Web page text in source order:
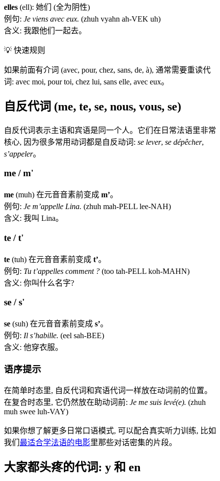
elles (ell): 她们 (全为阴性)
例句: Je viens avec eux. (zhuh vyahn ah-VEK uh)
含义: 我跟他们一起去。
💡 快速规则
如果前面有介词 (avec, pour, chez, sans, de, à), 通常需要重读代
词: avec moi, pour toi, chez lui, sans elle, avec eux。
自反代词 (me, te, se, nous, vous, se)
自反代词表示主语和宾语是同一个人。它们在日常法语里非常
核心, 因为很多常用动词都是自反动词: se lever, se dépêcher,
s’appeler。
me / m'
me (muh) 在元音音素前变成 m’。
例句: Je m’appelle Lina. (zhuh mah-PELL lee-NAH)
含义: 我叫 Lina。
te / t'
te (tuh) 在元音音素前变成 t’。
例句: Tu t’appelles comment ? (too tah-PELL koh-MAHN)
含义: 你叫什么名字?
se / s'
se (suh) 在元音音素前变成 s’。
例句: Il s’habille. (eel sah-BEE)
含义: 他穿衣服。
语序提示
在简单时态里, 自反代词和宾语代词一样放在动词前的位置。
在复合时态里, 它仍然放在助动词前: Je me suis levé(e). (zhuh
muh swee luh-VAY)
如果你想了解更多日常口语模式, 可以配合真实听力训练, 比如
我们 最适合学法语的电影里那些对话密集的片段。
大家都头疼的代词: y 和 en